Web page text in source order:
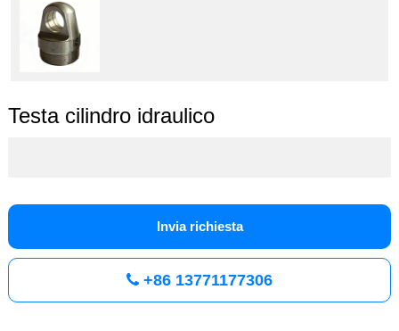
Testa cilindro idraulico
Invia richiesta
+86 13771177306